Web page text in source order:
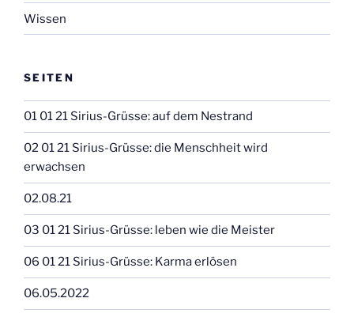
Wissen
SEITEN
01 01 21 Sirius-Grüsse: auf dem Nestrand
02 01 21 Sirius-Grüsse: die Menschheit wird
erwachsen
02.08.21
03 01 21 Sirius-Grüsse: leben wie die Meister
06 01 21 Sirius-Grüsse: Karma erlösen
06.05.2022